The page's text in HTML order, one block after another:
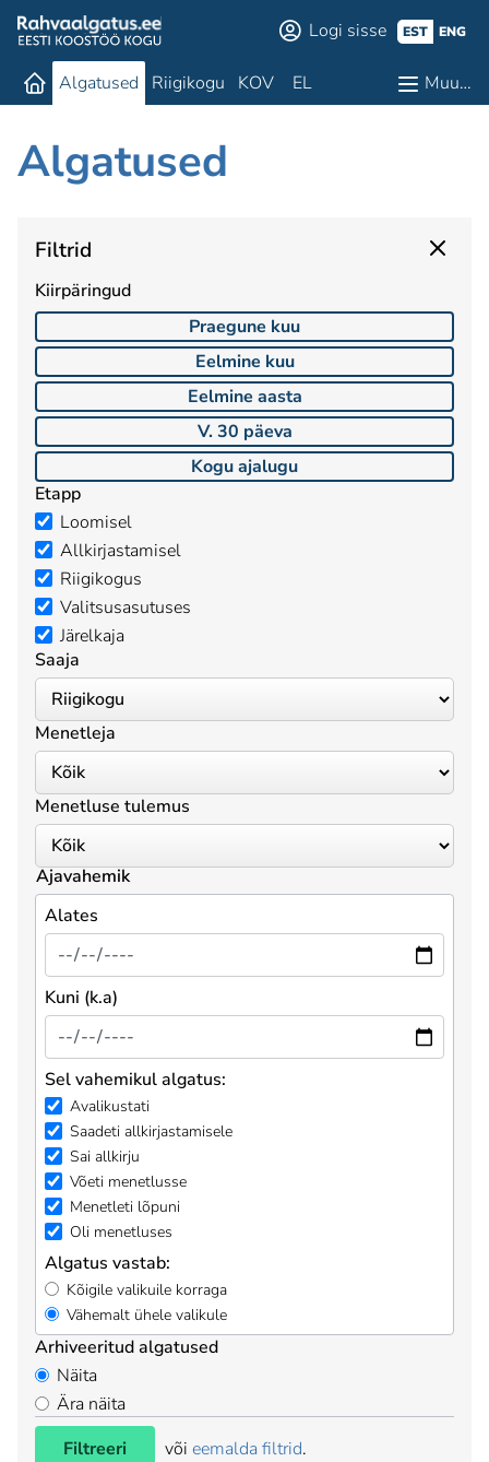
Logi sisse EST ENG
Algatused Riigikogu KOV EL Muu…
Algatused
Filtrid
Kiirpäringud
Praegune kuu
Eelmine kuu
Eelmine aasta
V. 30 päeva
Kogu ajalugu
Etapp
Loomisel
Allkirjastamisel
Riigikogus
Valitsusasutuses
Järelkaja
Saaja
Menetleja
Menetluse tulemus
Ajavahemik
Alates
Kuni (k.a)
Sel vahemikul algatus:
Avalikustati
Saadeti allkirjastamisele
Sai allkirju
Võeti menetlusse
Menetleti lõpuni
Oli menetluses
Algatus vastab:
Kõigile valikuile korraga
Vähemalt ühele valikule
Arhiveeritud algatused
Näita
Ära näita
Filtreeri
või eemalda filtrid.